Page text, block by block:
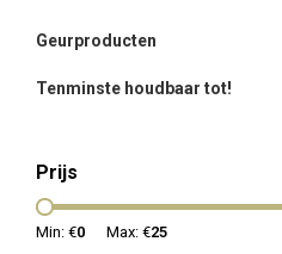
Geurproducten
Tenminste houdbaar tot!
Prijs
Min: €0 Max: €25